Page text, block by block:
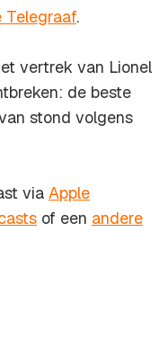
Telegraaf.
vertrek van Lionel
de beste
stond volgens
via Apple
of een andere